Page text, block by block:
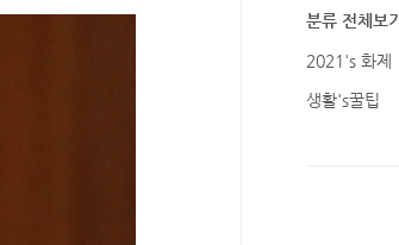
분류 전체보기
2021's 화제
생활's꿀팁